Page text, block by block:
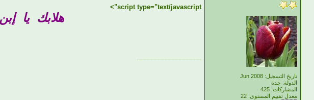
تاريخ التسجيل: Jun 2008
الدولة: جدة
المشاركات: 425
معدل تقييم المستوى: 22
script type="text/javascript">
هلابك يا